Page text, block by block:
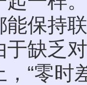
能保持
于缺乏
“零时